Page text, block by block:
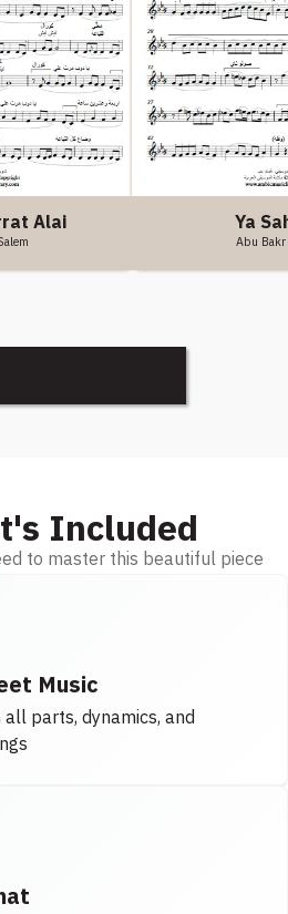
Alai Ya
Abu Bakr
Included
to master this beautiful piece
Music
parts, dynamics, and